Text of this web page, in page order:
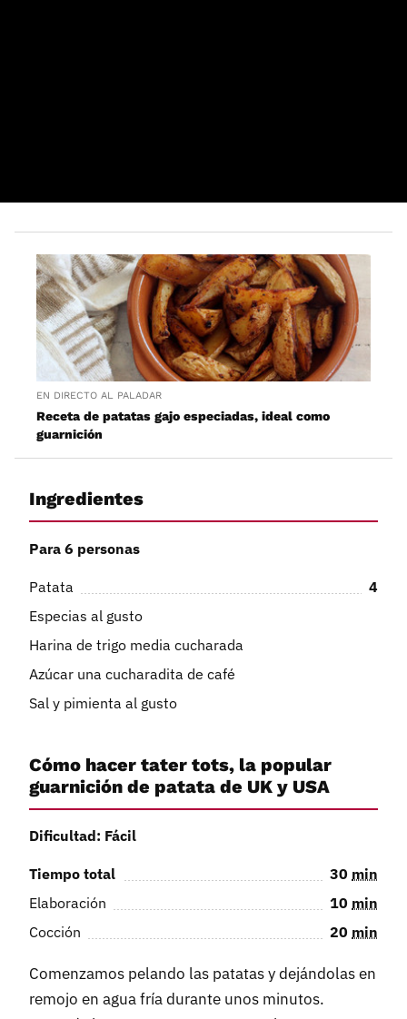
EN DIRECTO AL PALADAR
Receta de patatas gajo especiadas, ideal como
guarnición
Ingredientes
Para 6 personas
Patata
4
Especias al gusto
Harina de trigo media cucharada
Azúcar una cucharadita de café
Sal y pimienta al gusto
Cómo hacer tater tots, la popular
guarnición de patata de UK y USA
Dificultad: Fácil
Tiempo total 30 min
Elaboración
10 min
Cocción
20 min
Comenzamos pelando las patatas y dejándolas en
remojo en agua fría durante unos minutos.